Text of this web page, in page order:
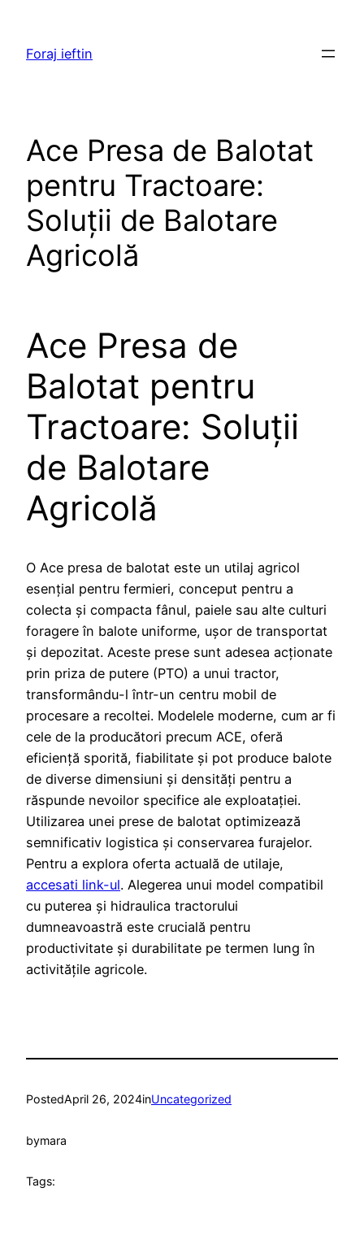
content
Foraj ieftin
Ace Presa de Balotat
pentru Tractoare:
Soluții de Balotare
Agricolă
Ace Presa de
Balotat pentru
Tractoare: Soluții
de Balotare
Agricolă
O Ace presa de balotat este un utilaj agricol
esențial pentru fermieri, conceput pentru a
colecta și compacta fânul, paiele sau alte culturi
foragere în balote uniforme, ușor de transportat
și depozitat. Aceste prese sunt adesea acționate
prin priza de putere (PTO) a unui tractor,
transformându-l într-un centru mobil de
procesare a recoltei. Modelele moderne, cum ar fi
cele de la producători precum ACE, oferă
eficiență sporită, fiabilitate și pot produce balote
de diverse dimensiuni și densități pentru a
răspunde nevoilor specifice ale exploatației.
Utilizarea unei prese de balotat optimizează
semnificativ logistica și conservarea furajelor.
Pentru a explora oferta actuală de utilaje,
accesati link-ul. Alegerea unui model compatibil
cu puterea și hidraulica tractorului
dumneavoastră este crucială pentru
productivitate și durabilitate pe termen lung în
activitățile agricole.
PostedApril 26, 2024inUncategorized
bymara
Tags: